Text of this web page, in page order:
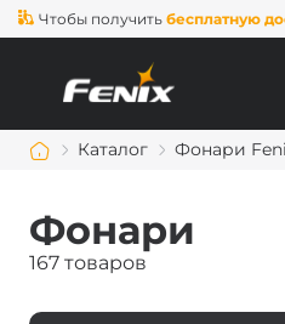
получитьбесплатную доставку
Каталог Фонари
Фонари
167 товаров